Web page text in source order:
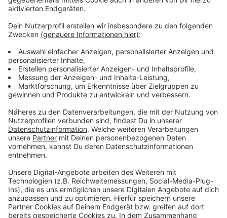
Anzeige
Zeugen können sich hier melden - auch
anonym
Anzeige
Ermittlungsbehörden - auch anonym - neben den
allgemein bekannten Stellen ab Montag (22.09.2025,
08.00 Uhr) über das folgende, eigens eingerichtete
Hinweisgeberportal der Kreispolizeibehörde Viersen
Telefon- Hotline: 02162-377-2280 Die Hotline ist
täglich von 08.00 h bis 20.00 h erreichbar und wird bis
Donnerstag, 25.09.25 geschaltet.